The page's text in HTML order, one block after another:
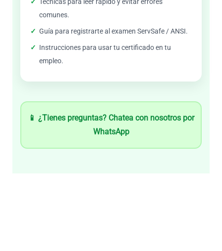
comunes.
Guía para registrarte al examen ServSafe / ANSI.
Instrucciones para usar tu certificado en tu
empleo.
📱 ¿Tienes preguntas? Chatea con nosotros por
WhatsApp